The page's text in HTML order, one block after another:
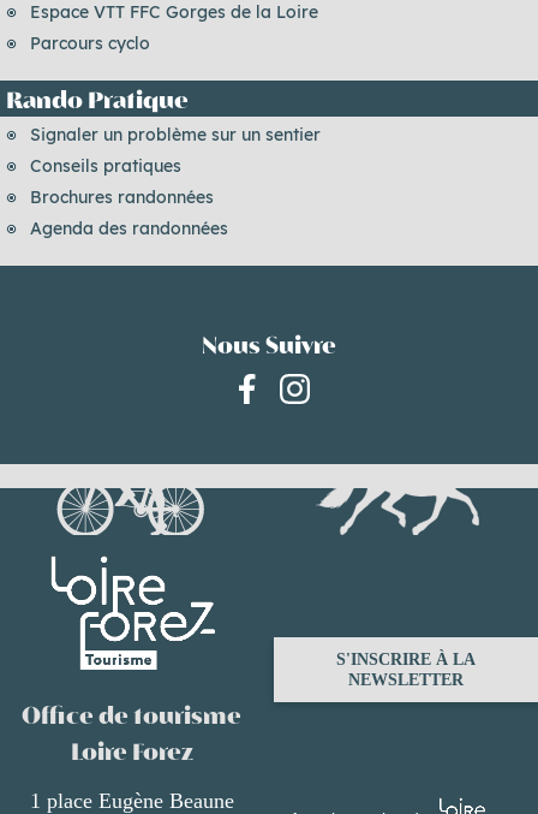
Espace VTT FFC Gorges de la Loire
Parcours cyclo
Rando Pratique
Signaler un problème sur un sentier
Conseils pratiques
Brochures randonnées
Agenda des randonnées
Nous Suivre
Office de tourisme
Loire Forez
1 place Eugène Beaune
S'INSCRIRE À LA
NEWSLETTER